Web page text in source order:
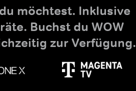
möchtest. Inklusive
Buchst du WOW
zur Verfügung.